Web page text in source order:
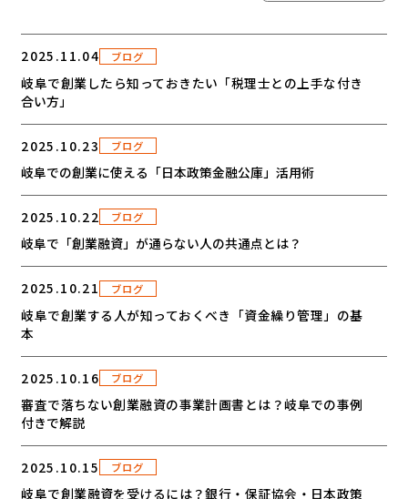
2025.11.04 ブログ
岐阜で創業したら知っておきたい「税理士との上手な付き
合い方」
2025.10.23 ブログ
岐阜での創業に使える「日本政策金融公庫」活用術
2025.10.22 ブログ
岐阜で「創業融資」が通らない人の共通点とは？
2025.10.21 ブログ
岐阜で創業する人が知っておくべき「資金繰り管理」の基
本
2025.10.16 ブログ
審査で落ちない創業融資の事業計画書とは？岐阜での事例
付きで解説
2025.10.15 ブログ
岐阜で創業融資を受けるには？銀行・保証協会・日本政策